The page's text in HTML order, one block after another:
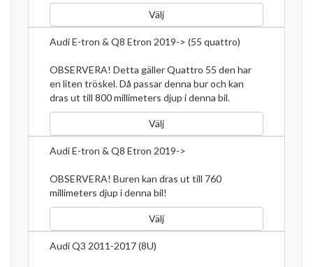
Välj
Audi E-tron & Q8 Etron 2019-> (55 quattro)
OBSERVERA! Detta gäller Quattro 55 den har
en liten tröskel. Då passar denna bur och kan
dras ut till 800 millimeters djup i denna bil.
Välj
Audi E-tron & Q8 Etron 2019->
OBSERVERA! Buren kan dras ut till 760
millimeters djup i denna bil!
Välj
Audi Q3 2011-2017 (8U)